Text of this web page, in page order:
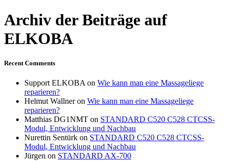
Archiv der Beiträge auf
ELKOBA
Recent Comments
Support ELKOBA on Wie kann man eine Massageliege
reparieren?
Helmut Wallneron Wie kann man eine Massageliege
reparieren?
Matthias DG1NMT on STANDARD C520 C528 CTCSS-
Modul, Entwicklung und Nachbau
Nurettin Sentürk on STANDARD C520 C528 CTCSS-
Modul, Entwicklung und Nachbau
Jürgen on STANDARD AX-700